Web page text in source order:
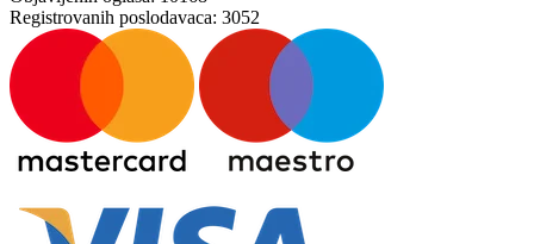
Registrovanih poslodavaca: 3052